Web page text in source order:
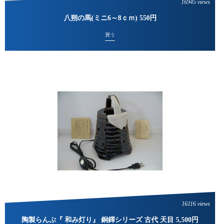
八朔の馬(ミニ6～8ｃｍ) 550円
買う
16945 views
陶製らんぷ『 和み灯り』 銅鐸シリーズ 古代 天目 5,500円
16116 views